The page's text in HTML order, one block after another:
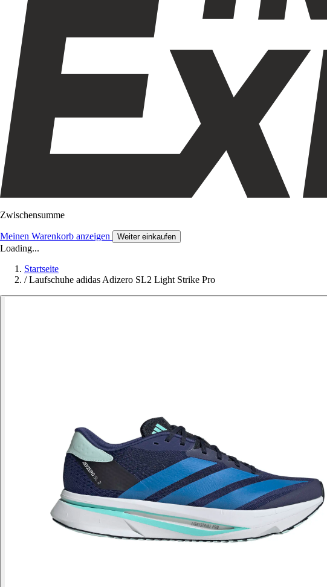
Zwischensumme
Meinen Warenkorb anzeigen Weiter einkaufen
Loading...
Startseite
/ Laufschuhe adidas Adizero SL2 Light Strike Pro